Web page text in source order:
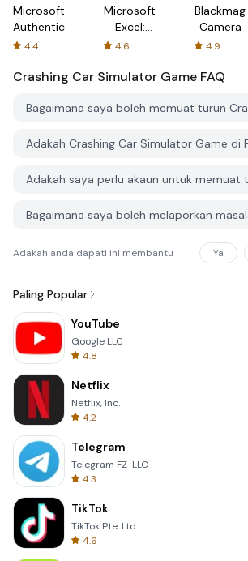
Microsoft
Authenticator
4.4
Microsoft
Excel:
Spreadsheets
4.6
Blackmagic
Camera
4.9
Crashing Car Simulator Game FAQ
Adakah anda dapati ini membantu Ya
Paling Popular
YouTube
Google LLC
4.8
Netflix
Netflix, Inc.
4.2
Telegram
Telegram FZ-LLC
4.3
TikTok
TikTok Pte. Ltd.
4.6